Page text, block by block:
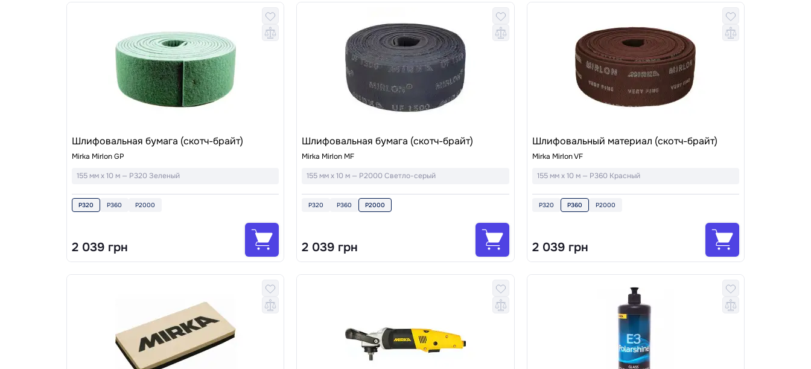
Шлифовальная бумага (скотч-брайт)
Mirka Mirlon GP
155 мм x 10 м — P320 Зеленый
P320 P360 P2000
2 039 грн
Шлифовальная бумага (скотч-брайт)
Mirka Mirlon MF
155 мм x 10 м — P2000 Светло-серый
P320 P360 P2000
2 039 грн
Шлифовальный материал (скотч-брайт)
Mirka Mirlon VF
155 мм x 10 м — P360 Красный
P320 P360 P2000
2 039 грн